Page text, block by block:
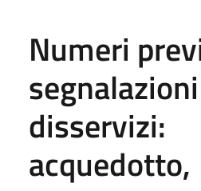
Numeri
disservizi:
acquedotto,